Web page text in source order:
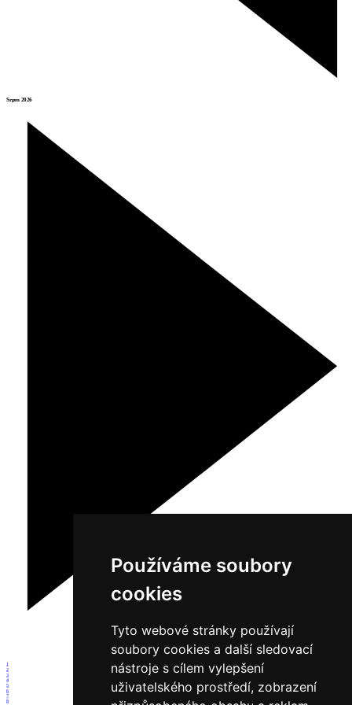
Používáme soubory
cookies
Tyto webové stránky používají
soubory cookies a další sledovací
nástroje s cílem vylepšení
uživatelského prostředí, zobrazení
Srpen 2026
1
2
3
4
5
6
7
8